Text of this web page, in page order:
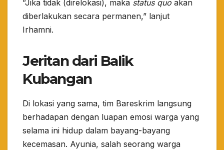
​”Jika tidak (direlokasi), maka status quo akan
diberlakukan secara permanen,” lanjut
Irhamni.
Jeritan dari Balik
Kubangan
​Di lokasi yang sama, tim Bareskrim langsung
berhadapan dengan luapan emosi warga yang
selama ini hidup dalam bayang-bayang
kecemasan. Ayunia, salah seorang warga